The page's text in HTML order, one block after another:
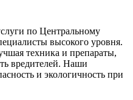
по Центральному
высокого уровня.
техника и препараты,
вредителей. Наши
и экологичность при